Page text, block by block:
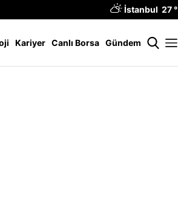
İstanbul 27 °
Kariyer Canlı Borsa Gündem